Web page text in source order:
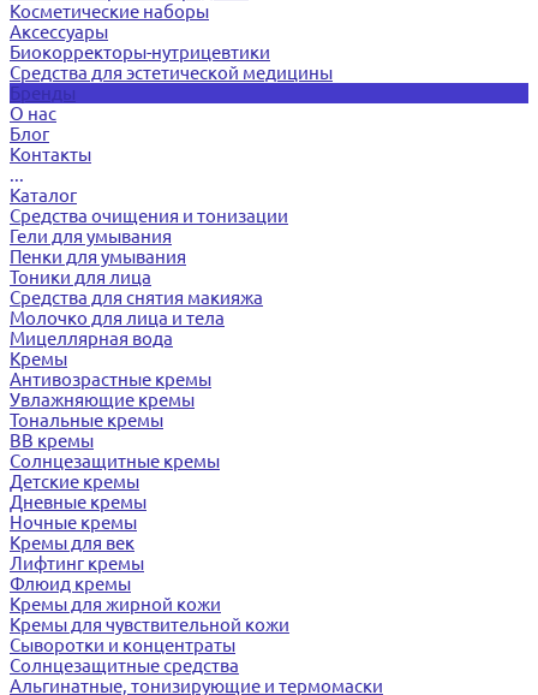
Косметические наборы
Аксессуары
Биокорректоры-нутрицевтики
Средства для эстетической медицины
Бренды
О нас
Блог
Контакты
...
Каталог
Средства очищения и тонизации
Гели для умывания
Пенки для умывания
Тоники для лица
Средства для снятия макияжа
Молочко для лица и тела
Мицеллярная вода
Кремы
Антивозрастные кремы
Увлажняющие кремы
Тональные кремы
BB кремы
Солнцезащитные кремы
Детские кремы
Дневные кремы
Ночные кремы
Кремы для век
Лифтинг кремы
Флюид кремы
Кремы для жирной кожи
Кремы для чувствительной кожи
Сыворотки и концентраты
Солнцезащитные средства
Альгинатные, тонизирующие и термомаски